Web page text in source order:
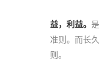
益，利益。
准则。而长
则。